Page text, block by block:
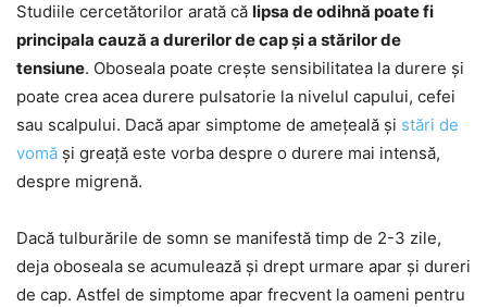
Studiile cercetătorilor arată că lipsa de odihnă poate fi
principala cauză a durerilor de cap și a stărilor de
tensiune. Oboseala poate crește sensibilitatea la durere și
poate crea acea durere pulsatorie la nivelul capului, cefei
sau scalpului. Dacă apar simptome de amețeală și stări de
vomă și greață este vorba despre o durere mai intensă,
despre migrenă.
Dacă tulburările de somn se manifestă timp de 2-3 zile,
deja oboseala se acumulează și drept urmare apar și dureri
de cap. Astfel de simptome apar frecvent la oameni pentru